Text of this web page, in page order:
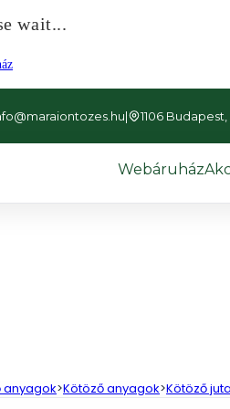
wait...
| 1106 Budapest,
Webáruház
anyagok>Kötöző anyagok>Kötöző